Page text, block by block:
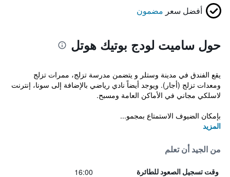
أفضل سعر مضمون
حول ساميت لودج بوتيك هوتل
يقع الفندق في مدينة وستلر و يتضمن مدرسة تزلج، ممرات تزلج
ومعدات تزلج (أجار). ويوجد أيضاً نادي رياضي بالإضافة إلى سونا، إنترنت
لاسلكي مجاني في الأماكن العامة ومسبح.
بإمكان الضيوف الاستمتاع بمجمو...
المزيد
من الجيد أن تعلم
وقت تسجيل الصعود للطائرة 16:00